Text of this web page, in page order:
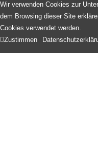
Wir verwenden Cookies zur
dem Browsing dieser Site
Cookies verwendet werden.
Zustimmen